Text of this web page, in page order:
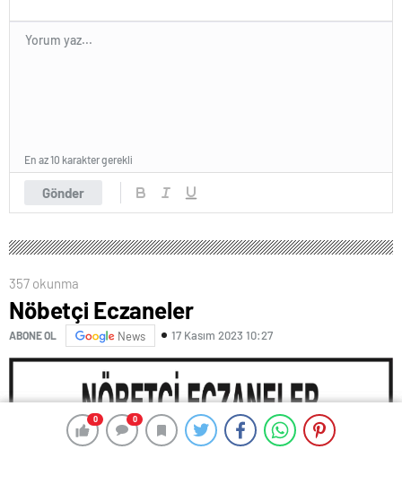
0 0
Gönder
En az 10 karakter gerekli
357 okunma
Nöbetçi Eczaneler
ABONE OL News 17 Kasım 2023 10:27
0 0